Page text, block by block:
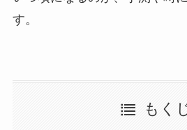
す。
もく